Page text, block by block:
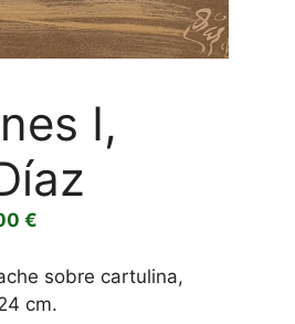
I,
€
actual
es:
sobre cartulina,
cm.